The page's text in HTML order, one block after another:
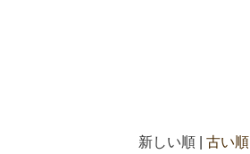
新しい順 | 古い順